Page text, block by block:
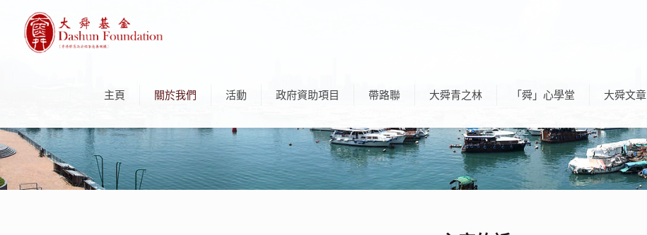
主頁 關於我們 活動 政府資助項目 帶路聯 大舜青之林 「舜」心學堂 大舜文章